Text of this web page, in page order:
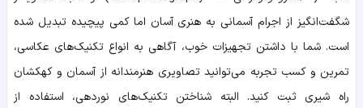
شگفت‌انگیز از اجرام آسمانی به هنری آسان اما کمی پیچیده تبدیل شده
است. شما با داشتن تجهیزات خوب، آگاهی به انواع تکنیک‌های عکاسی،
تمرین و کسب تجربه می‌توانید تصاویری هنرمندانه از آسمان و کهکشان
راه‌ شیری ثبت کنید. البته شناختن تکنیک‌های نوردهی، استفاده از